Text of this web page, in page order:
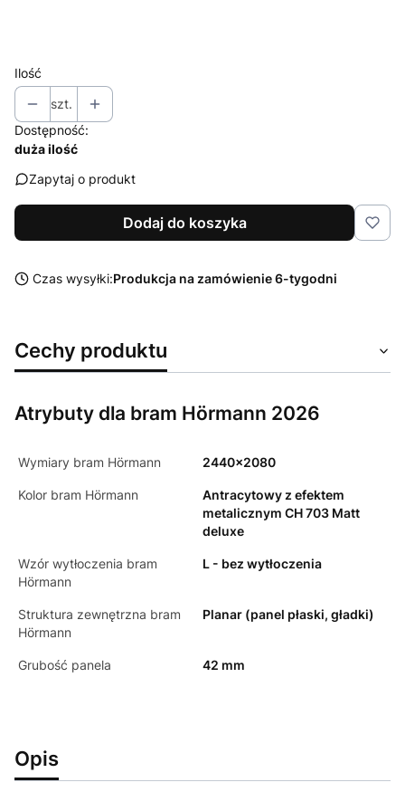
Ilość
szt.
Dostępność:
duża ilość
Zapytaj o produkt
Dodaj do koszyka
Czas wysyłki:Produkcja na zamówienie 6-tygodni
Cechy produktu
Atrybuty dla bram Hörmann 2026
Wymiary bram Hörmann 2440x2080
Kolor bram Hörmann
Antracytowy z efektem
metalicznym CH 703 Matt
deluxe
Wzór wytłoczenia bram
Hörmann
L - bez wytłoczenia
Struktura zewnętrzna bram
Hörmann
Planar (panel płaski, gładki)
Grubość panela 42 mm
Opis